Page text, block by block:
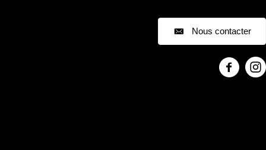
Nous contacter